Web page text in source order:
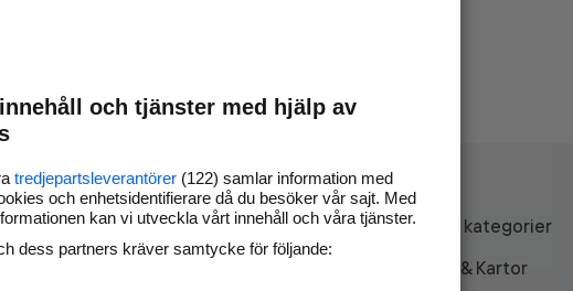
Marknadsför företaget på
Alla kategorier
API & Kartor
och tjänster med hjälp av
tredjepartsleverantörer (122) samlar information med
och enhetsidentifierare då du besöker vår sajt. Med
kan vi utveckla vårt innehåll och våra tjänster.
dess partners kräver samtycke för följande: